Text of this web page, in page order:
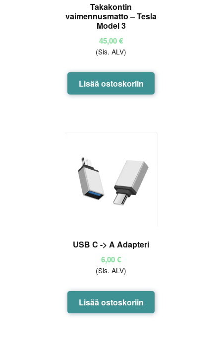
Takakontin
vaimennusmatto – Tesla
Model 3
45,00€
(Sis. ALV)
Lisää ostoskoriin
USB C -> A Adapteri
6,00€
(Sis. ALV)
Lisää ostoskoriin